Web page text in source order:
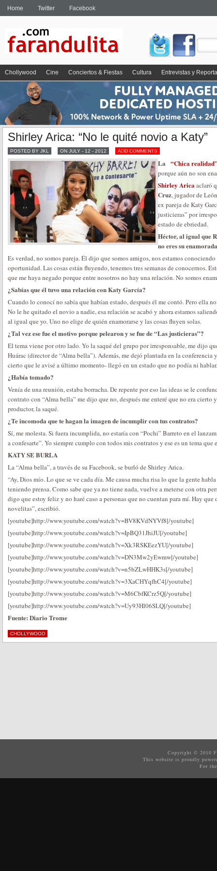
Home Twitter Facebook
Chollywood Cine Conciertos & Fiestas Cultura Entrevistas y
Shirley Arica: “No le quité novio a Katy”
POSTED BY JKL ON JULY - 12 - 2012 ADD COMMENTS
La “Chica
porque aún no son
Shirley Aricaaclaró
Cruz, jugador de
ex pareja de Katy
justicieras” por
estado de ebriedad.
Héctor, al igual que
no eres su
Es verdad, no somos pareja. Él dijo que somos amigos, nos estamos
oportunidad. Las cosas están fluyendo, tenemos tres semanas de conocernos.
que me haya negado porque entre nosotros no hay una relación. No somos
¿Sabías que él tuvo una relación con Katy García?
Cuando lo conocí no sabía que habían estado, después él me contó. Pero ella
No le he quitado el novio a nadie, esa relación se acabó y ahora estamos
al igual que yo. Uno no elige de quién enamorarse y las cosas fluyen solas.
¿Tal vez ese fue el motivo porque pelearon y se fue de “Las justicieras”?
El tema viene por otro lado. Yo la saqué del grupo por irresponsable, me dijo
Huárac (director de “Alma bella”). Además, me dejó plantada en la conferencia
cierto que le avisé a último momento- llegó en un estado que no podía ni hablar.
¿Había tomado?
Venía de una reunión, estaba borracha. De repente por eso las ideas se le
contrato con “Alma bella” me dijo que no, después me enteré que no era cierto
productor, la saqué.
¿Te incomoda que te hagan la imagen de incumplir con tus contratos?
Sí, me molesta. Si fuera incumplida, no estaría con “Pochi” Barreto en el
a confesarte”. Yo siempre cumplo con todos mis contratos y ese es un tema que
KATY SE BURLA
La “Alma bella”, a través de su Facebook, se burló de Shirley Arica.
“Ay, Dios mío. Lo que se ve cada día. Me causa mucha risa lo que la gente
teniendo prensa. Como sabe que ya no tiene nada, vuelve a meterse con otra
digo que estoy feliz y no haré caso a personas que no cuentan para mí. Hay que
novelitas”, escribió.
[youtube]http://www.youtube.com/watch?v=BV8KVdNYVf8[/youtube]
[youtube]http://www.youtube.com/watch?v=IpBQ31JhiJU[/youtube]
[youtube]http://www.youtube.com/watch?v=Xk3RSKEezYU[/youtube]
[youtube]http://www.youtube.com/watch?v=DN3Mw2yEwmw[/youtube]
[youtube]http://www.youtube.com/watch?v=n5bZLwHHK3s[/youtube]
[youtube]http://www.youtube.com/watch?v=3XaCHYqfhC4[/youtube]
[youtube]http://www.youtube.com/watch?v=M6CbfKCrz5Q[/youtube]
[youtube]http://www.youtube.com/watch?v=Uy93Hl06SLQ[/youtube]
Fuente: Diario Trome
CHOLLYWOOD
Copyright © 2010
This website is proudly
For